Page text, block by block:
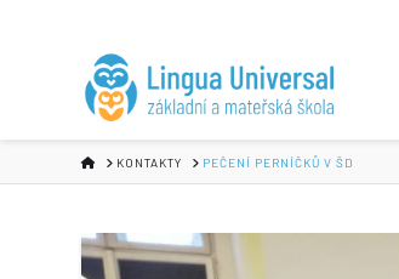
HOMEKONTAKTY PEČENÍ PERNÍČKŮ V ŠD